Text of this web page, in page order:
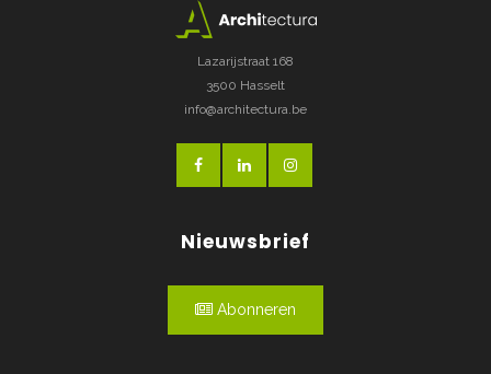
Lazarijstraat 168
3500 Hasselt
info@architectura.be
Nieuwsbrief
Abonneren